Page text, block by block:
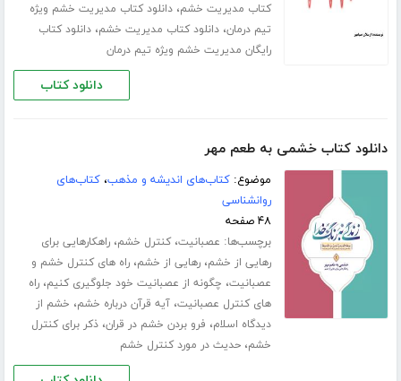
کتاب مدیریت خشم،دانلود کتاب مدیریت خشم ویژه
تیم درمان،دانلود کتاب مدیریت خشم،دانلود کتاب
رایگان مدیریت خشم ویژه تیم درمان
دانلود کتاب
دانلود کتاب خشمی به طعم مهر
موضوع:کتاب‌های اندیشه و مذهب،کتاب‌های
روانشناسی
۴۸ صفحه
برچسب‌ها: عصبانیت،کنترل خشم،راهکارهایی برای
رهایی از خشم،رهایی از خشم،راه های کنترل خشم و
عصبانیت، چگونه از عصبانیت خود جلوگیری کنیم،راه
های کنترل عصبانیت،آیه قرآن درباره خشم، خشم از
دیدگاه اسلام، فرو بردن خشم در قران،ذکر برای کنترل
خشم،حدیث در مورد کنترل خشم